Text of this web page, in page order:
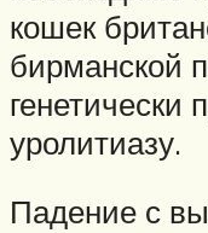
кошек
бирманской
генетически
уролитиазу.
Падение с